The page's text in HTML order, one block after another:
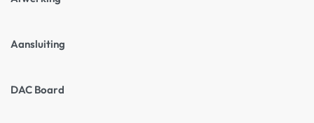
Aansluiting
DAC Board